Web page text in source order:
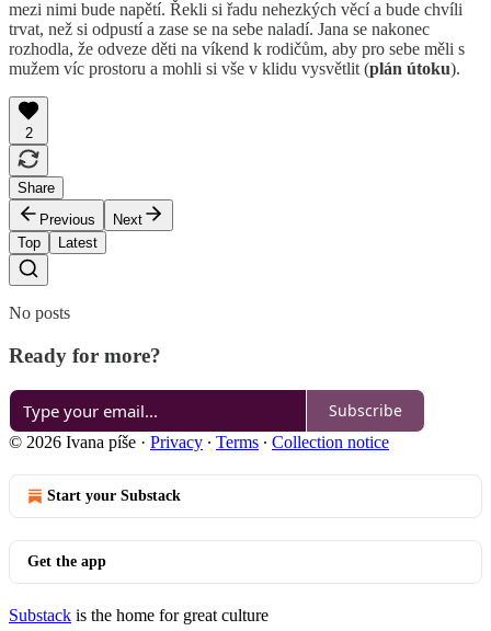
mezi nimi bude napětí. Řekli si řadu nehezkých věcí a bude chvíli
trvat, než si odpustí a zase se na sebe naladí. Jana se nakonec
rozhodla, že odveze děti na víkend k rodičům, aby pro sebe měli s
mužem víc prostoru a mohli si vše v klidu vysvětlit (plán útoku).
2
Share
Previous
Next
Top
Latest
No posts
Ready for more?
Subscribe
© 2026 Ivana píše · Privacy ∙ Terms ∙ Collection notice
Start your Substack
Get the app
Substack is the home for great culture